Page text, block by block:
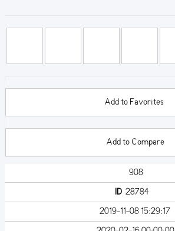
Add to Favorites
Add to Compare
908
ID28784
2019-11-08 15:29:17